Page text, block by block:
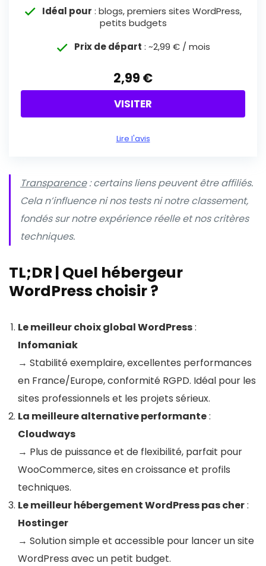
Idéal pour : blogs, premiers sites WordPress,
petits budgets
Prix de départ : ~2,99 € / mois
2,99 €
VISITER
Lire l'avis
Transparence: certains liens peuvent être affiliés.
Cela n’influence ni nos tests ni notre classement,
fondés sur notre expérience réelle et nos critères
techniques.
TL;DR | Quel hébergeur
WordPress choisir ?
Le meilleur choix global WordPress:
Infomaniak
→ Stabilité exemplaire, excellentes performances
en France/Europe, conformité RGPD. Idéal pour les
sites professionnels et les projets sérieux.
La meilleure alternative performante:
Cloudways
→ Plus de puissance et de flexibilité, parfait pour
WooCommerce, sites en croissance et profils
techniques.
Le meilleur hébergement WordPress pas cher:
Hostinger
→ Solution simple et accessible pour lancer un site
WordPress avec un petit budget.